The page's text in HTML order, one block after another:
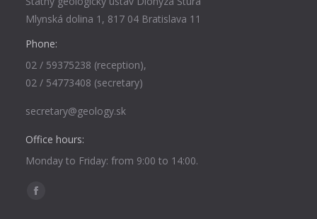
Mlynská dolina 1, 817 04 Bratislava 11
Phone:
02 / 59375238 (reception),
02 / 54773408 (secretary)
secretary@geology.sk
Office hours:
Monday to Friday: from 9:00 to 14:00.
Find us on:
Facebook